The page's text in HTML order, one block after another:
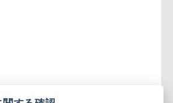
せは、ご注文番号をあわせてご記入くださ